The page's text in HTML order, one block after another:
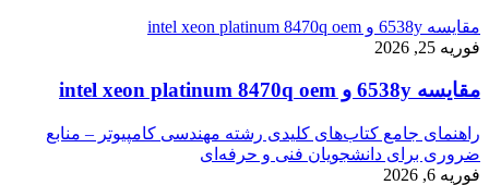
مقایسه 6538y و intel xeon platinum 8470q oem
فوریه 25, 2026
مقایسه 6538y و intel xeon platinum 8470q oem
راهنمای جامع کتاب‌های کلیدی رشته مهندسی کامپیوتر – منابع
ضروری برای دانشجویان فنی و حرفه‌ای
فوریه 6, 2026